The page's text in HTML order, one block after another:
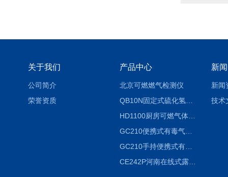
关于我们
公司简介
荣誉资质
产品中心
北京可燃燃气检测仪
QB10N固定式硫化氢气体检测仪H2S气体泄漏探头
HD1100厨房可燃气体泄漏浓度探测器天然气检测仪
GC210便携式有毒气体浓度探测器氨气检测仪养殖场
GC210手持便携式有毒CL2气体探测器氯气检测仪
CE242P河南在线式露点仪
新
新闻
技术